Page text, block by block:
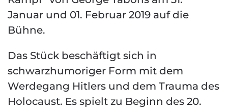
Januar und 01. Februar 2019 auf die
Bühne.
Das Stück beschäftigt sich in
schwarzhumoriger Form mit dem
Werdegang Hitlers und dem Trauma des
Holocaust. Es spielt zu Beginn des 20.